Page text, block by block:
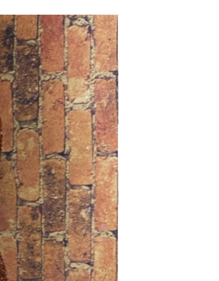
to guide and help others
Away
ahora lleva velas vestidas
Enemy. La figura negra tiene
símbolo de Santanic, listo para
luz de niebla púrpura también
para que talle el nombre de la
que desee!
la opción de No preparado y no
con aceites ***
preparado vendrá con mis
para que lo enciendas. ***
aceites o polvos